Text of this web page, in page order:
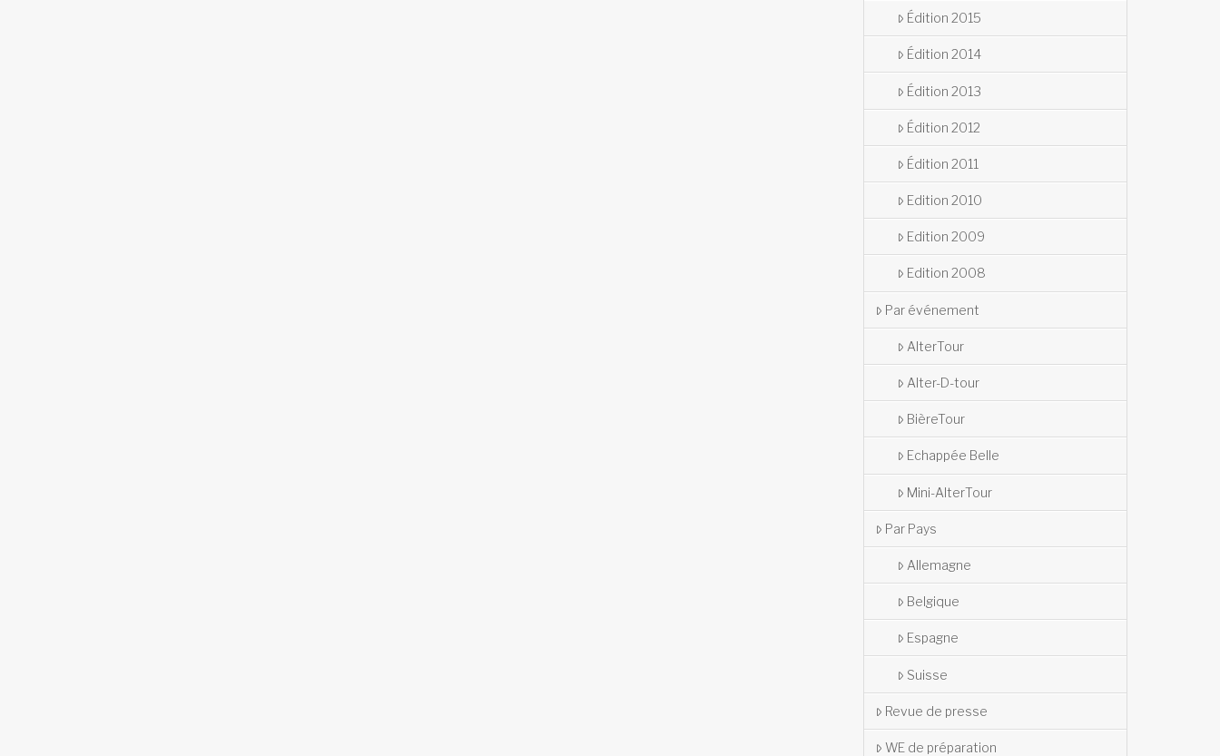
Édition 2015
Édition 2014
Édition 2013
Édition 2012
Édition 2011
Edition 2010
Edition 2009
Edition 2008
Par événement
AlterTour
Alter-D-tour
BièreTour
Echappée Belle
Mini-AlterTour
Par Pays
Allemagne
Belgique
Espagne
Suisse
Revue de presse
WE de préparation